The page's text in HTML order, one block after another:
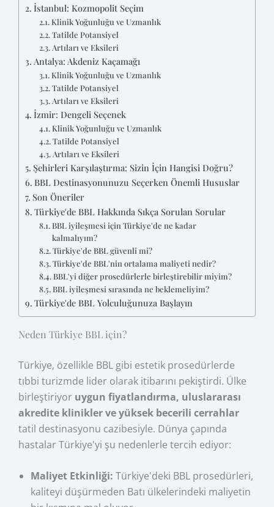
İstanbul: Kozmopolit Seçim
Klinik Yoğunluğu ve Uzmanlık
Tatilde Potansiyel
Artıları ve Eksileri
Antalya: Akdeniz Kaçamağı
Klinik Yoğunluğu ve Uzmanlık
Tatilde Potansiyel
Artıları ve Eksileri
İzmir: Dengeli Seçenek
Klinik Yoğunluğu ve Uzmanlık
Tatilde Potansiyel
Artıları ve Eksileri
Şehirleri Karşılaştırma: Sizin İçin Hangisi Doğru?
BBL Destinasyonunuzu Seçerken Önemli Hususlar
Son Öneriler
Türkiye'de BBL Hakkında Sıkça Sorulan Sorular
BBL iyileşmesi için Türkiye'de ne kadar
kalmalıyım?
Türkiye'de BBL güvenli mi?
Türkiye'de BBL'nin ortalama maliyeti nedir?
BBL'yi diğer prosedürlerle birleştirebilir miyim?
BBL iyileşmesi sırasında ne beklemeliyim?
Türkiye'de BBL Yolculuğunuza Başlayın
Neden Türkiye BBL için?
Türkiye, özellikle BBL gibi estetik prosedürlerde
tıbbi turizmde lider olarak itibarını pekiştirdi. Ülke
birleştiriyor uygun fiyatlandırma, uluslararası
akredite klinikler ve yüksek becerili cerrahlar
tatil destinasyonu cazibesiyle. Dünya çapında
hastalar Türkiye'yi şu nedenlerle tercih ediyor:
Maliyet Etkinliği: Türkiye'deki BBL prosedürleri,
kaliteyi düşürmeden Batı ülkelerindeki maliyetin